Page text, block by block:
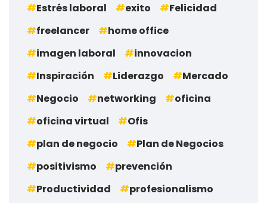
Estrés laboral
exito
Felicidad
freelancer
home office
imagen laboral
innovacion
Inspiración
Liderazgo
Mercado
Negocio
networking
oficina
oficina virtual
Ofis
plan de negocio
Plan de Negocios
positivismo
prevención
Productividad
profesionalismo